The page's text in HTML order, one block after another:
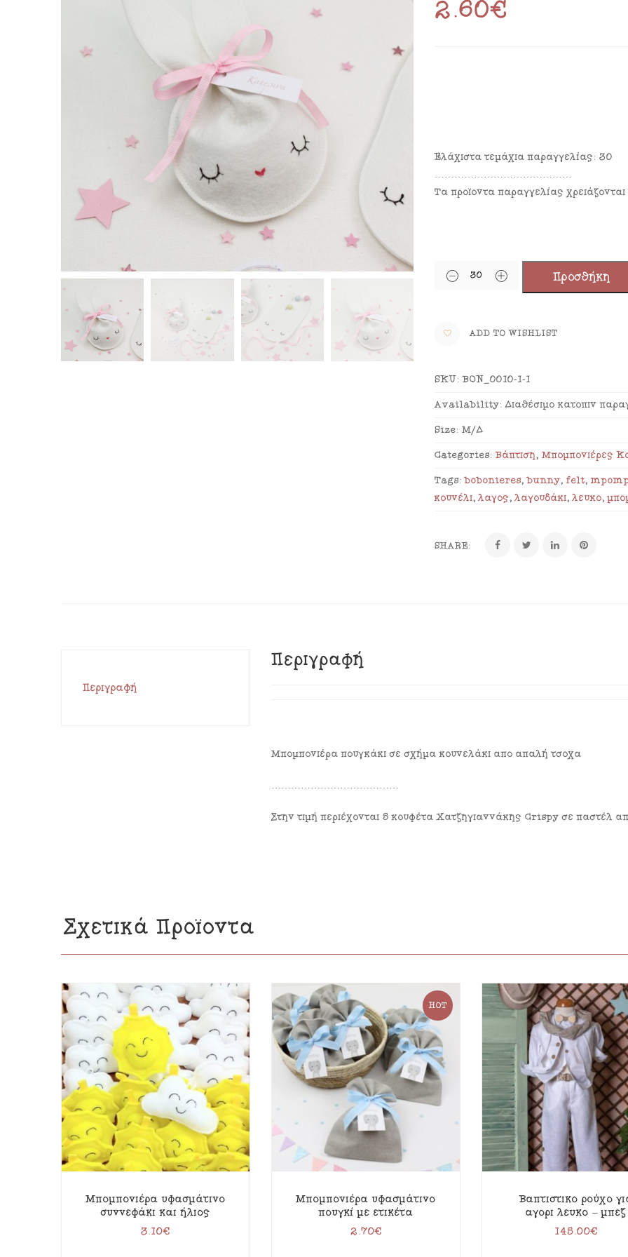
2.60€
Ελάχιστα τεμάχια παραγγελίας: 30
……………………………………
Τα προϊόντα παραγγελίας
Προσθήκη
ADD TO WISHLIST
SKU: BON_0010-1-1
Availability: Διαθέσιμο κατόπιν
Size: Μ/Δ
Categories: Βάπτιση,Μπομπονιέρες
Tags: bobonieres,bunny,felt,
κουνέλι,λαγός,λαγουδάκι,λευκό,
SHARE:
Περιγραφή
Περιγραφή
Μπομπονιέρα πουγκάκι σε σχήμα κουνελάκι από απαλή τσόχα
…………………………………
Στην τιμή περιέχονται 5 κουφέτα Χατζηγιαννάκης Crispy σε παστέλ
Σχετικά Προϊόντα
Μπομπονιέρα υφασμάτινο
συννεφάκι και ήλιος
3.10€
HOT
Μπομπονιέρα υφασμάτινο
πουγκί με ετικέτα
2.70€
Βαπτιστικό ρούχο
αγόρι λευκό – μπεζ
145.00€